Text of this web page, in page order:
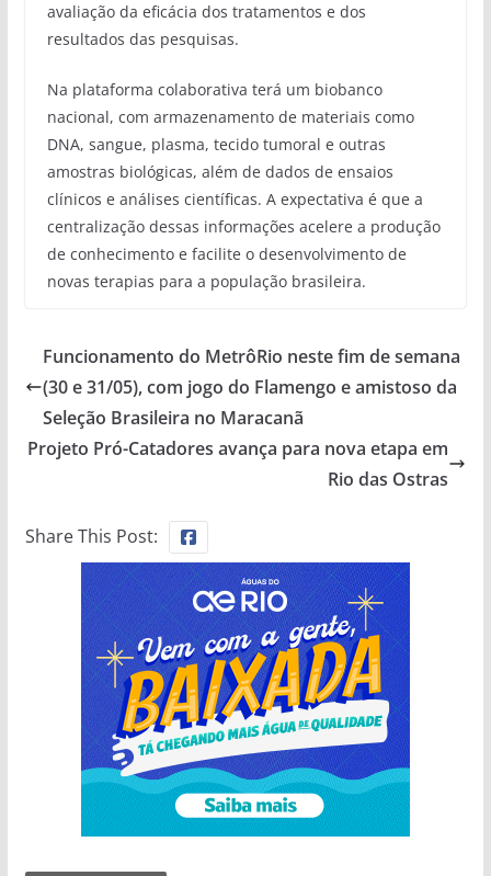
avaliação da eficácia dos tratamentos e dos
resultados das pesquisas.
Na plataforma colaborativa terá um biobanco
nacional, com armazenamento de materiais como
DNA, sangue, plasma, tecido tumoral e outras
amostras biológicas, além de dados de ensaios
clínicos e análises científicas. A expectativa é que a
centralização dessas informações acelere a produção
de conhecimento e facilite o desenvolvimento de
novas terapias para a população brasileira.
Funcionamento do MetrôRio neste fim de semana
(30 e 31/05), com jogo do Flamengo e amistoso da
Seleção Brasileira no Maracanã
Projeto Pró-Catadores avança para nova etapa em
Rio das Ostras
Share This Post: